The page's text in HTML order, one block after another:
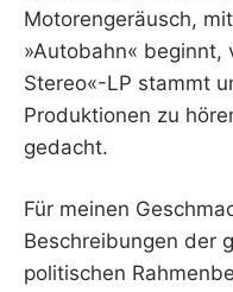
Motorengeräusch,
»Autobahn« beginnt,
Stereo«-LP stammt
Produktionen zu
gedacht.
Für meinen
Beschreibungen der
politischen